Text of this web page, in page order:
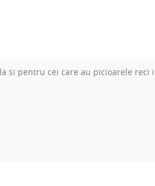
si pentru cei care au picioarele reci